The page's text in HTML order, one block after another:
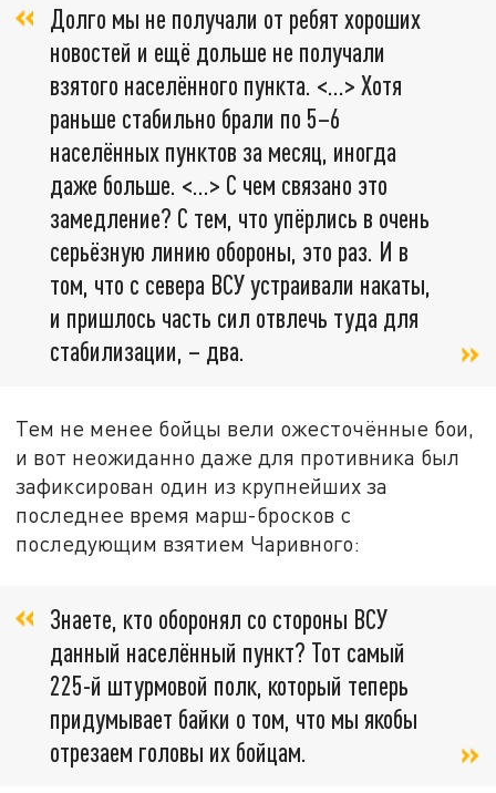
Долго мы не получали от ребят хороших
новостей и ещё дольше не получали
взятого населённого пункта. <…> Хотя
раньше стабильно брали по 5–6
населённых пунктов за месяц, иногда
даже больше. <…> С чем связано это
замедление? С тем, что упёрлись в очень
серьёзную линию обороны, это раз. И в
том, что с севера ВСУ устраивали накаты,
и пришлось часть сил отвлечь туда для
стабилизации, – два.
Тем не менее бойцы вели ожесточённые бои,
и вот неожиданно даже для противника был
зафиксирован один из крупнейших за
последнее время марш-бросков с
последующим взятием Чаривного:
Знаете, кто оборонял со стороны ВСУ
данный населённый пункт? Тот самый
225-й штурмовой полк, который теперь
придумывает байки о том, что мы якобы
отрезаем головы их бойцам.